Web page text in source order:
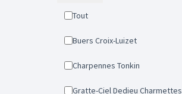
Tout
Buers Croix-Luizet
Charpennes Tonkin
Gratte-Ciel Dedieu Charmettes